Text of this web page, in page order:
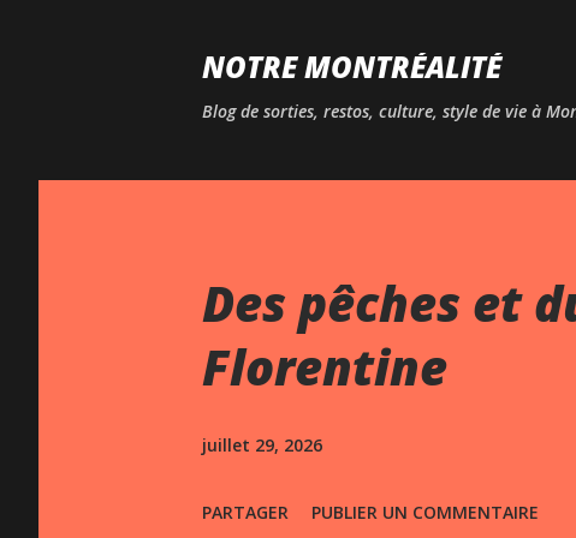
NOTRE MONTRÉALITÉ
Blog de sorties, restos, culture, style de vie à
Des pêches et
Florentine
juillet 29, 2026
PARTAGER PUBLIER UN COMMENTAIRE